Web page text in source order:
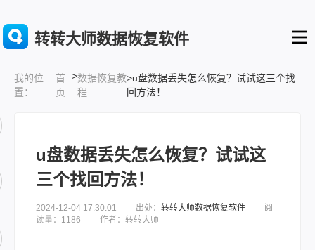
转转大师数据恢复软件
我的位
置：
首
页
>数据恢复教
程
>u盘数据丢失怎么恢复？试试这三个找
回方法！
u盘数据丢失怎么恢复？试试这
三个找回方法！
2024-12-04 17:30:01 出处： 转转大师数据恢复软件 阅
读量：1186 作者：转转大师